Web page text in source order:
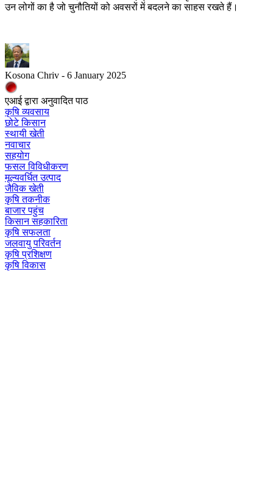
उन लोगों का है जो चुनौतियों को अवसरों में बदलने का साहस रखते हैं।
Kosona Chriv - 6 January 2025
एआई द्वारा अनुवादित पाठ
कृषि व्यवसाय
छोटे किसान
स्थायी खेती
नवाचार
सहयोग
फसल विविधीकरण
मूल्यवर्धित उत्पाद
जैविक खेती
कृषि तकनीक
बाजार पहुंच
किसान सहकारिता
कृषि सफलता
जलवायु परिवर्तन
कृषि प्रशिक्षण
कृषि विकास